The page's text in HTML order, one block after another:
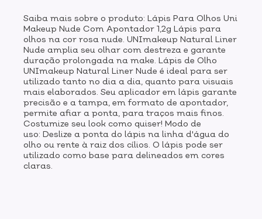
Saiba mais sobre o produto: Lápis Para Olhos Uni
Makeup Nude Com Apontador 1,2g Lápis para
olhos na cor rosa nude. UNImakeup Natural Liner
Nude amplia seu olhar com destreza e garante
duração prolongada na make. Lápis de Olho
UNImakeup Natural Liner Nude é ideal para ser
utilizado tanto no dia a dia, quanto para visuais
mais elaborados. Seu aplicador em lápis garante
precisão e a tampa, em formato de apontador,
permite afiar a ponta, para traços mais finos.
Costumize seu look como quiser! Modo de
uso: Deslize a ponta do lápis na linha d'água do
olho ou rente à raiz dos cílios. O lápis pode ser
utilizado como base para delineados em cores
claras.